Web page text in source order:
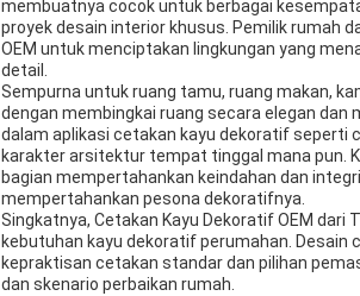
membuatnya cocok untuk berbagai
proyek desain interior khusus. Pemilik rumah
OEM untuk menciptakan lingkungan yang
detail.
Sempurna untuk ruang tamu, ruang makan,
dengan membingkai ruang secara elegan dan
dalam aplikasi cetakan kayu dekoratif seperti
karakter arsitektur tempat tinggal mana pun.
bagian mempertahankan keindahan dan
mempertahankan pesona dekoratifnya.
Singkatnya, Cetakan Kayu Dekoratif OEM
kebutuhan kayu dekoratif perumahan. Desain
kepraktisan cetakan standar dan pilihan
dan skenario perbaikan rumah.